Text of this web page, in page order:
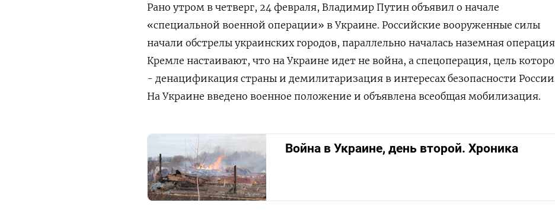
Рано утром в четверг, 24 февраля, Владимир Путин объявил о начале
«специальной военной операции» в Украине. Российские вооруженные силы
начали обстрелы украинских городов, параллельно началась наземная
Кремле настаивают, что на Украине идет не война, а спецоперация, цель
- денацификация страны и демилитаризация в интересах безопасности
На Украине введено военное положение и объявлена всеобщая мобилизация.
Война в Украине, день второй. Хроника